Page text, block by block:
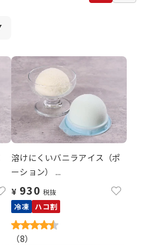
溶けにくいバニラアイス（ポ
ーション） ...
¥ 930 税抜
冷凍 ハコ割
（8）